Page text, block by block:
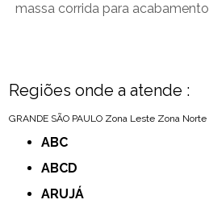
massa corrida para acabamento
Regiões onde a atende :
GRANDE SÃO PAULO Zona Leste Zona Norte
ABC
ABCD
ARUJÁ